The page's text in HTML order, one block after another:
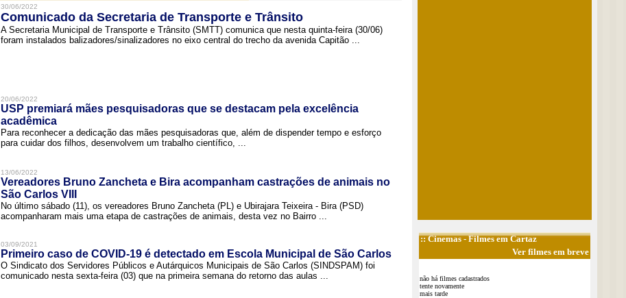
30/06/2022
Comunicado da Secretaria de Transporte e Trânsito
A Secretaria Municipal de Transporte e Trânsito (SMTT) comunica que nesta quinta-feira (30/06)
foram instalados balizadores/sinalizadores no eixo central do trecho da avenida Capitão ...
20/06/2022
USP premiará mães pesquisadoras que se destacam pela excelência
acadêmica
Para reconhecer a dedicação das mães pesquisadoras que, além de dispender tempo e esforço
para cuidar dos filhos, desenvolvem um trabalho científico, ...
13/06/2022
Vereadores Bruno Zancheta e Bira acompanham castrações de animais no
São Carlos VIII
No último sábado (11), os vereadores Bruno Zancheta (PL) e Ubirajara Teixeira - Bira (PSD)
acompanharam mais uma etapa de castrações de animais, desta vez no Bairro ...
03/09/2021
Primeiro caso de COVID-19 é detectado em Escola Municipal de São Carlos
O Sindicato dos Servidores Públicos e Autárquicos Municipais de São Carlos (SINDSPAM) foi
comunicado nesta sexta-feira (03) que na primeira semana do retorno das aulas ...
::Cinemas- Filmes em Cartaz
Ver filmes em breve
não há filmes cadastrados
tente novamente
mais tarde